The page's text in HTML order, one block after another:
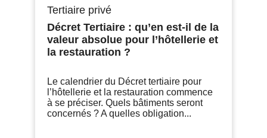
Tertiaire privé
Décret Tertiaire : qu’en est-il de la
valeur absolue pour l’hôtellerie et
la restauration ?
Le calendrier du Décret tertiaire pour
l’hôtellerie et la restauration commence
à se préciser. Quels bâtiments seront
concernés ? A quelles obligation...